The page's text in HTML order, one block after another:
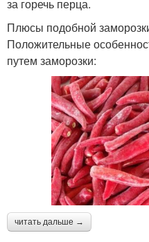
за горечь перца.
Плюсы подобной
Положительные
путем заморозки:
читать дальше →